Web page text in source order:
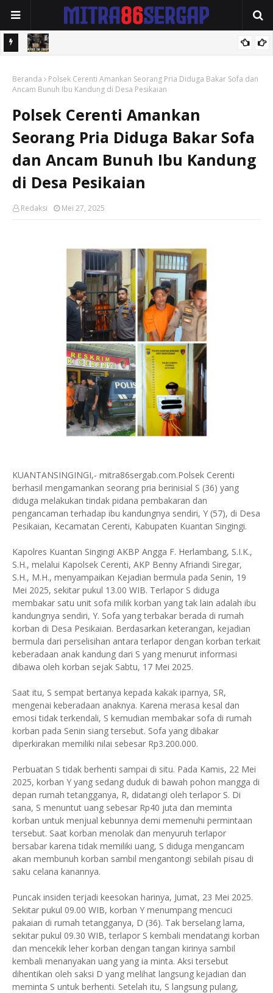
PUBLIK: MUTASI DIANGGAP TAK MENJAWAB PERTANYAAN HUKUM,
DESAKAN PROSES PIDANA MENGUAT.
Beranda
Polsek Cerenti Amankan Seorang Pria Diduga Bakar Sofa dan
Ancam Bunuh Ibu Kandung di Desa Pesikaian
Polsek Cerenti Amankan
Seorang Pria Diduga Bakar Sofa
dan Ancam Bunuh Ibu Kandung
di Desa Pesikaian
Redaksi Mei 27, 2025
KUANTANSINGINGI,- mitra86sergab.com.Polsek Cerenti
berhasil mengamankan seorang pria berinisial S (36) yang
diduga melakukan tindak pidana pembakaran dan
pengancaman terhadap ibu kandungnya sendiri, Y (57), di Desa
Pesikaian, Kecamatan Cerenti, Kabupaten Kuantan Singingi.
Kapolres Kuantan Singingi AKBP Angga F. Herlambang, S.I.K.,
S.H., melalui Kapolsek Cerenti, AKP Benny Afriandi Siregar,
S.H., M.H., menyampaikan Kejadian bermula pada Senin, 19
Mei 2025, sekitar pukul 13.00 WIB. Terlapor S diduga
membakar satu unit sofa milik korban yang tak lain adalah ibu
kandungnya sendiri, Y. Sofa yang terbakar berada di rumah
korban di Desa Pesikaian. Berdasarkan keterangan, kejadian
bermula dari perselisihan antara terlapor dengan korban terkait
keberadaan anak kandung dari S yang menurut informasi
dibawa oleh korban sejak Sabtu, 17 Mei 2025.
Saat itu, S sempat bertanya kepada kakak iparnya, SR,
mengenai keberadaan anaknya. Karena merasa kesal dan
emosi tidak terkendali, S kemudian membakar sofa di rumah
korban pada Senin siang tersebut. Sofa yang dibakar
diperkirakan memiliki nilai sebesar Rp3.200.000.
Perbuatan S tidak berhenti sampai di situ. Pada Kamis, 22 Mei
2025, korban Y yang sedang duduk di bawah pohon mangga di
depan rumah tetangganya, R, didatangi oleh terlapor S. Di
sana, S menuntut uang sebesar Rp40 juta dan meminta
korban untuk menjual kebunnya demi memenuhi permintaan
tersebut. Saat korban menolak dan menyuruh terlapor
bersabar karena tidak memiliki uang, S diduga mengancam
akan membunuh korban sambil mengantongi sebilah pisau di
saku celana kanannya.
Puncak insiden terjadi keesokan harinya, Jumat, 23 Mei 2025.
Sekitar pukul 09.00 WIB, korban Y menumpang mencuci
pakaian di rumah tetangganya, D (36). Tak berselang lama,
sekitar pukul 09.30 WIB, terlapor S kembali mendatangi korban
dan mencekik leher korban dengan tangan kirinya sambil
kembali menanyakan uang yang ia minta. Aksi tersebut
dihentikan oleh saksi D yang melihat langsung kejadian dan
meminta S untuk berhenti. Setelah itu, S langsung pulang,